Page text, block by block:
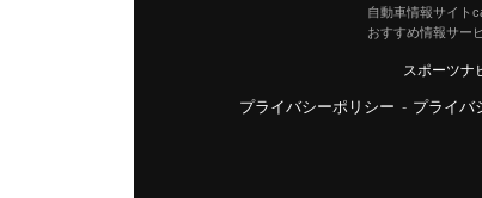
自動車情報サイト
おすすめ情報サー
スポーツナ
プライバシーポリシー - プライバ